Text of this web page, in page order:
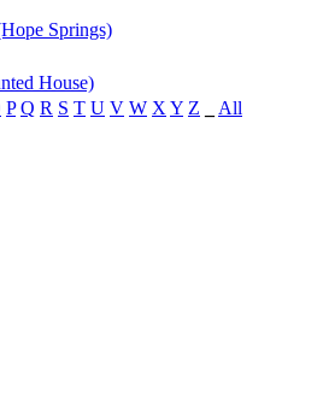
Springs)
House)
P Q R S T U V W X Y Z All